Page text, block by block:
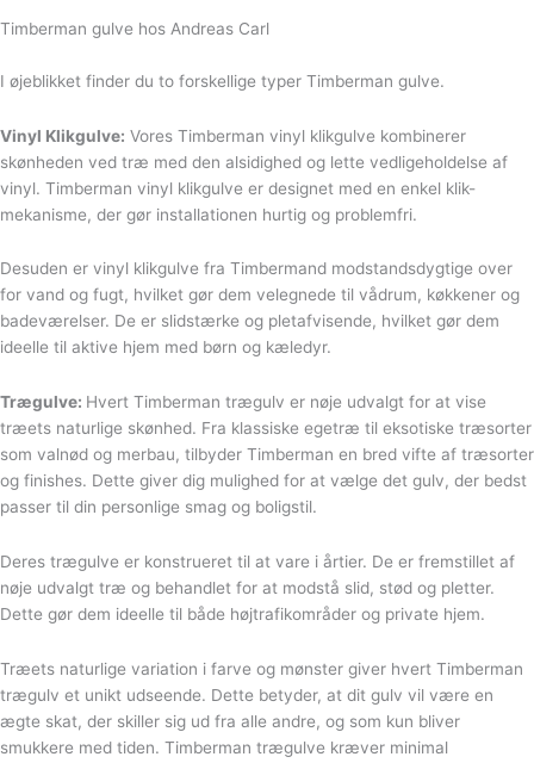
Timberman gulve hos Andreas Carl
I øjeblikket finder du to forskellige typer Timberman gulve.
Vinyl Klikgulve: Vores Timberman vinyl klikgulve kombinerer
skønheden ved træ med den alsidighed og lette vedligeholdelse af
vinyl. Timberman vinyl klikgulve er designet med en enkel klik-
mekanisme, der gør installationen hurtig og problemfri.
Desuden er vinyl klikgulve fra Timbermand modstandsdygtige over
for vand og fugt, hvilket gør dem velegnede til vådrum, køkkener og
badeværelser. De er slidstærke og pletafvisende, hvilket gør dem
ideelle til aktive hjem med børn og kæledyr.
Trægulve: Hvert Timberman trægulv er nøje udvalgt for at vise
træets naturlige skønhed. Fra klassiske egetræ til eksotiske træsorter
som valnød og merbau, tilbyder Timberman en bred vifte af træsorter
og finishes. Dette giver dig mulighed for at vælge det gulv, der bedst
passer til din personlige smag og boligstil.
Deres trægulve er konstrueret til at vare i årtier. De er fremstillet af
nøje udvalgt træ og behandlet for at modstå slid, stød og pletter.
Dette gør dem ideelle til både højtrafikområder og private hjem.
Træets naturlige variation i farve og mønster giver hvert Timberman
trægulv et unikt udseende. Dette betyder, at dit gulv vil være en
ægte skat, der skiller sig ud fra alle andre, og som kun bliver
smukkere med tiden. Timberman trægulve kræver minimal